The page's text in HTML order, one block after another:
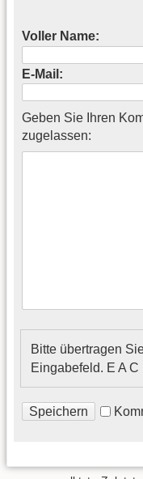
Voller Name:
E-Mail:
Geben Sie Ihren
zugelassen:
Bitte übertragen
Eingabefeld. E A C᠎